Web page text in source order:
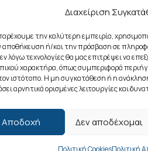
Διαχείριση
την καλύτερη εμπειρία,
αποθήκευση ή/και την πρόσβαση σε
εν λόγω τεχνολογίες θα μας επιτρέψει να
χαρακτήρα, όπως συμπεριφορά
ιστότοπο. Η μη συγκατάθεση ή η
αρνητικά ορισμένες λειτουργίες και
Αποδοχή Δεν αποδέχομαι
Πολιτική CookiesΠολιτική
Cookies